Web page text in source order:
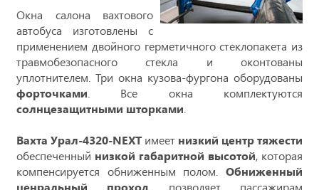
Окна салона вахтового
автобуса изготовлены с
применением двойного герметичного стеклопакета из
травмобезопасного стекла и оконтованы
уплотнителем. Три окна кузова-фургона оборудованы
форточками . Все окна комплектуются
солнцезащитными шторками
Вахта Урал-4320-NEXTимеет низкий центр тяжести
обеспеченный низкой габаритной высотой, которая
компенсируется обниженным полом. Обниженный
ценральный проход позволяет пассажирам